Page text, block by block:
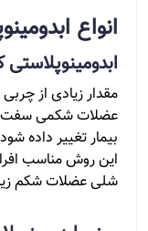
انواع
عضلات شکمی سفت
بیمار تغییر داده
این روش مناسب
شلی عضلات شکم